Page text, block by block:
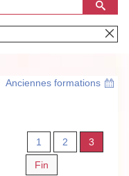
Anciennes formations
1 2 3
Fin